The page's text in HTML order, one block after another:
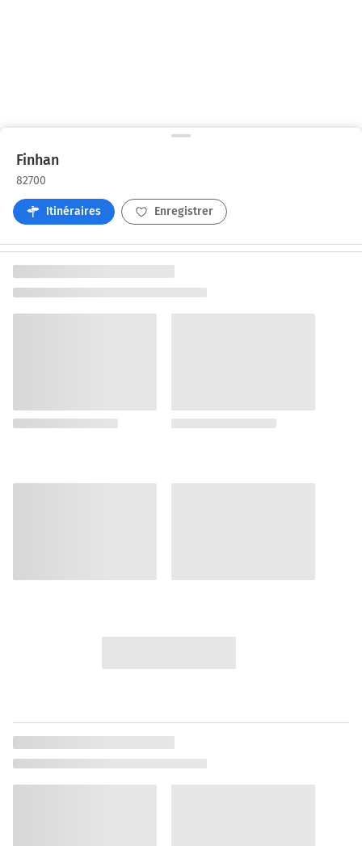
Finhan
82700
Itinéraires Enregistrer